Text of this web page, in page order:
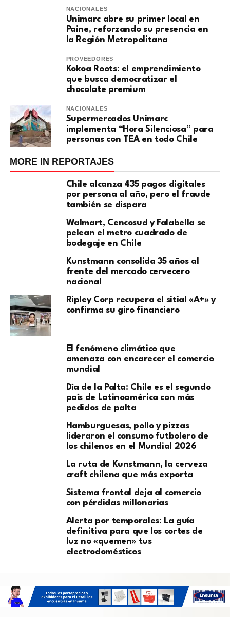
NACIONALES
Unimarc abre su primer local en
Paine, reforzando su presencia en
la Región Metropolitana
PROVEEDORES
Kokoa Roots: el emprendimiento
que busca democratizar el
chocolate premium
NACIONALES
Supermercados Unimarc
implementa “Hora Silenciosa” para
personas con TEA en todo Chile
MORE IN REPORTAJES
Chile alcanza 435 pagos digitales
por persona al año, pero el fraude
también se dispara
Walmart, Cencosud y Falabella se
pelean el metro cuadrado de
bodegaje en Chile
Kunstmann consolida 35 años al
frente del mercado cervecero
nacional
Ripley Corp recupera el sitial «A+» y
confirma su giro financiero
El fenómeno climático que
amenaza con encarecer el comercio
mundial
Día de la Palta: Chile es el segundo
país de Latinoamérica con más
pedidos de palta
Hamburguesas, pollo y pizzas
lideraron el consumo futbolero de
los chilenos en el Mundial 2026
La ruta de Kunstmann, la cerveza
craft chilena que más exporta
Sistema frontal deja al comercio
con pérdidas millonarias
Alerta por temporales: La guía
definitiva para que los cortes de
luz no «quemen» tus
electrodomésticos